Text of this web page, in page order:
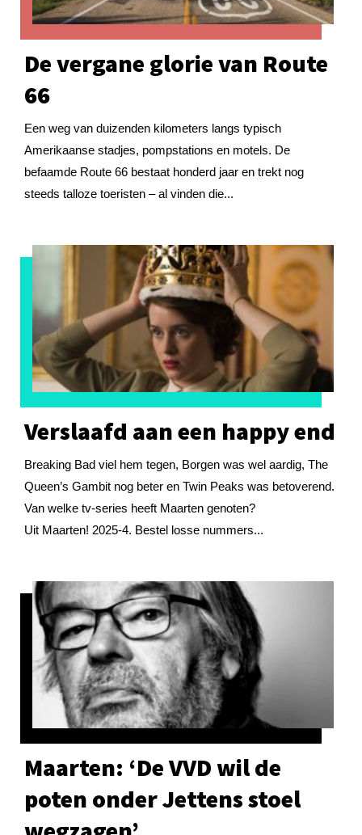
De vergane glorie van Route
66
Een weg van duizenden kilometers langs typisch
Amerikaanse stadjes, pompstations en motels. De
befaamde Route 66 bestaat honderd jaar en trekt nog
steeds talloze toeristen – al vinden die...
Verslaafd aan een happy end
Breaking Bad viel hem tegen, Borgen was wel aardig, The
Queen’s Gambit nog beter en Twin Peaks was betoverend.
Van welke tv-series heeft Maarten genoten?
Uit Maarten! 2025-4. Bestel losse nummers...
Maarten: ‘De VVD wil de
poten onder Jettens stoel